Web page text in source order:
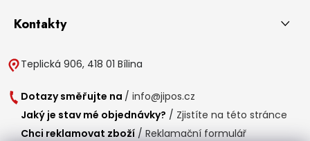
Kontakty
Teplická 906, 418 01 Bílina
Dotazy směřujte na / info@jipos.cz
Jaký je stav mé objednávky? / Zjistíte na této stránce
Chci reklamovat zboží / Reklamační formulář